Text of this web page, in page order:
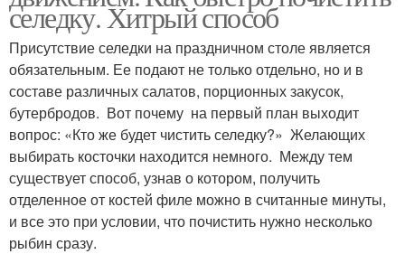
селедку. Хитрый способ
Присутствие селедки на праздничном столе является
обязательным. Ее подают не только отдельно, но и в
составе различных салатов, порционных закусок,
бутербродов. Вот почему на первый план выходит
вопрос: «Кто же будет чистить селедку?» Желающих
выбирать косточки находится немного. Между тем
существует способ, узнав о котором, получить
отделенное от костей филе можно в считанные минуты,
и все это при условии, что почистить нужно несколько
рыбин сразу.